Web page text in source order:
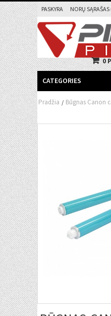
PASKYRA NORŲ SĄRAŠAS
0
CATEGORIES
Pradžia / Būgnas Canon